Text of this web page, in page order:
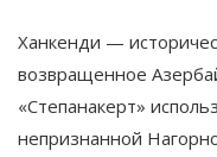
Ханкенди —
возвращенное
«Степанакерт»
непризнанной